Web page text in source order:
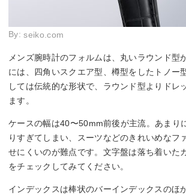
By: seiko.com
メンズ腕時計のフォルムは、丸いラウンド型
には、四角いスクエア型、樽型をしたトノー
しては伝統的な形状で、ラウンド型よりドレ
ます。
ケースの幅は40〜50mm前後が主流。あまり
りすぎてしまい、スーツなどのきれいめなフ
せにくいのが難点です。文字盤は落ち着いた
をチェックしてみてください。
インデックスは棒状のバーインデックスのほ